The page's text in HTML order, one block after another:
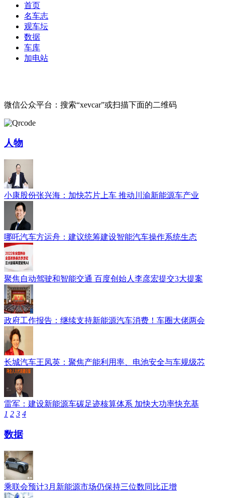
首页
名车志
观车坛
数据
车库
加电站
微信公众平台：搜索“xevcar”或扫描下面的二维码
人物
小康股份张兴海：加快芯片上车 推动川渝新能源车产业
哪吒汽车方运舟：建议统筹建设智能汽车操作系统生态
聚焦自动驾驶和智能交通 百度创始人李彦宏提交3大提案
政府工作报告：继续支持新能源汽车消费！车圈大佬两会
长城汽车王凤英：聚焦产能利用率、电池安全与车规级芯
雷军：建设新能源车碳足迹核算体系 加快大功率快充基
1 2 3 4
数据
乘联会预计3月新能源市场仍保持三位数同比正增